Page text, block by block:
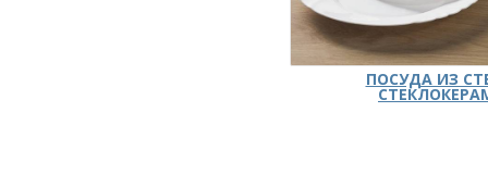
ПОСУДА ИЗ